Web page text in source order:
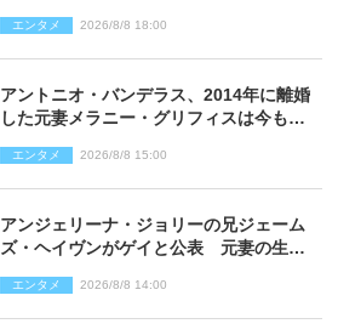
エンタメ 2026/8/8 18:00
アントニオ・バンデラス、2014年に離婚
した元妻メラニー・グリフィスは今も
エンタメ 2026/8/8 15:00
アンジェリーナ・ジョリーの兄ジェーム
ズ・ヘイヴンがゲイと公表 元妻の生配
エンタメ 2026/8/8 14:00